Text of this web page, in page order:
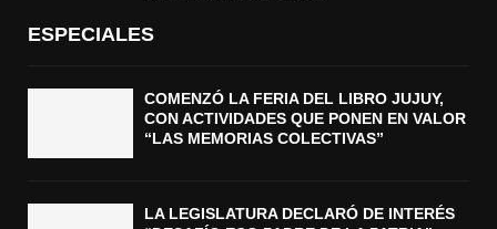
ESPECIALES
COMENZÓ LA FERIA DEL LIBRO JUJUY,
CON ACTIVIDADES QUE PONEN EN VALOR
“LAS MEMORIAS COLECTIVAS”
LA LEGISLATURA DECLARÓ DE INTERÉS